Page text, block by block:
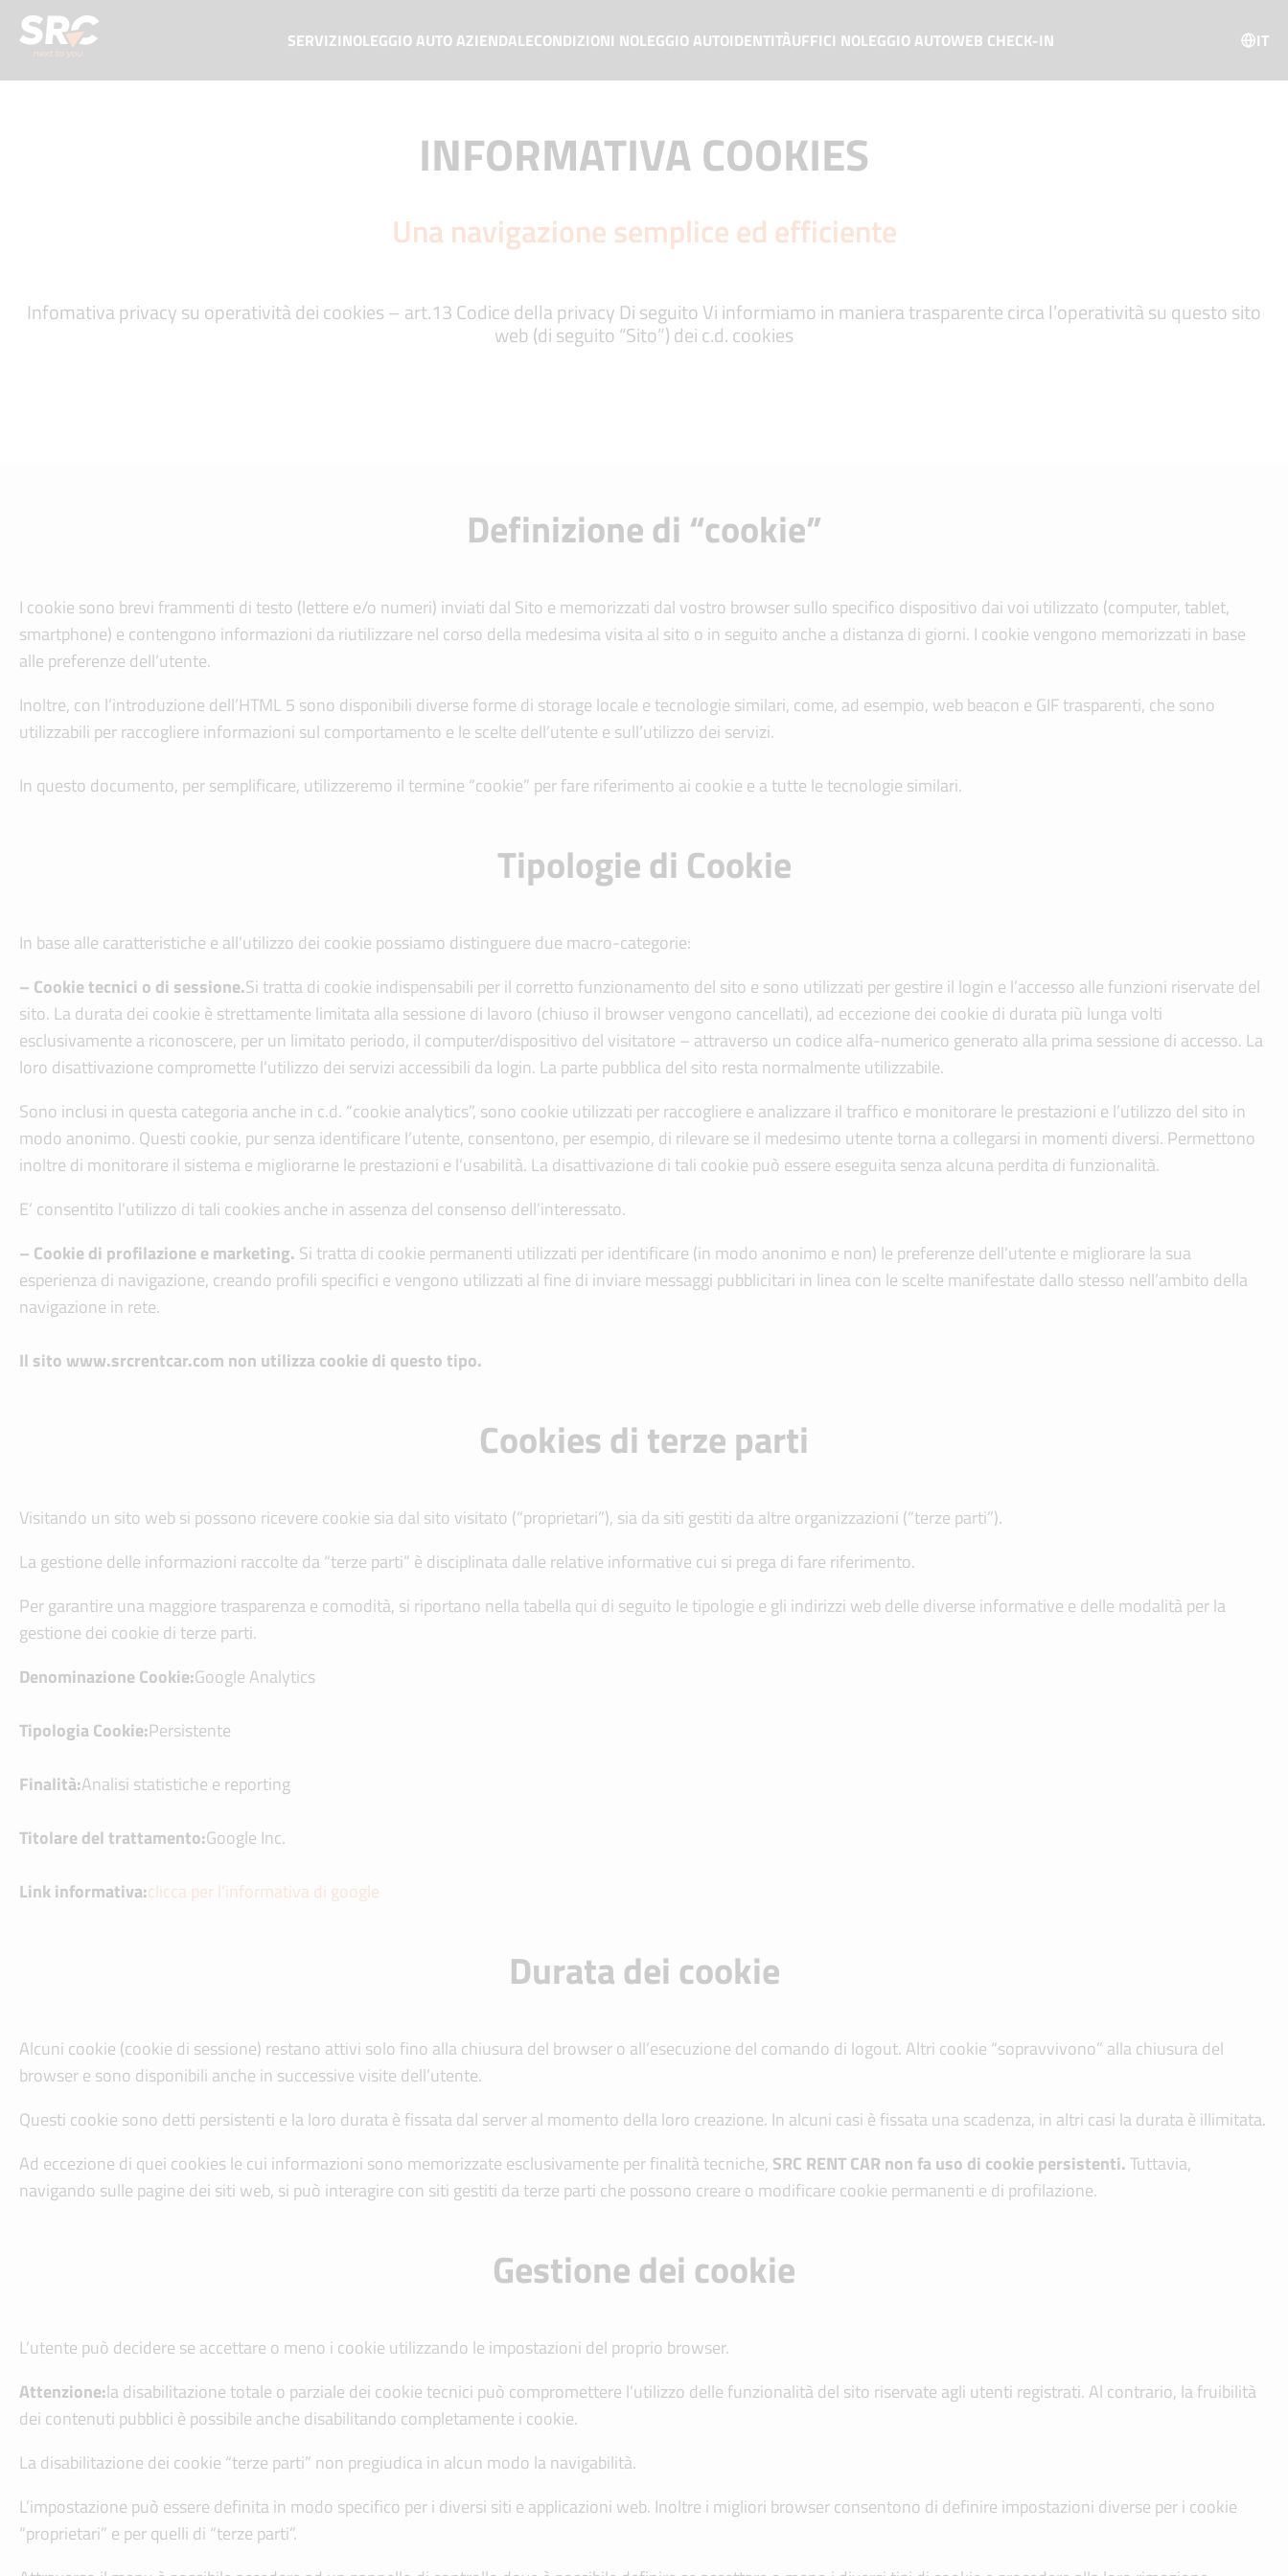
SERVIZINOLEGGIO AUTO AZIENDALECONDIZIONI NOLEGGIO AUTOIDENTITÀUFFICI NOLEGGIO AUTOWEB CHECK-IN IT
INFORMATIVA COOKIES
Una navigazione semplice ed efficiente
Infomativa privacy su operatività dei cookies – art.13 Codice della privacy Di seguito Vi informiamo in maniera trasparente circa l’operatività su questo sito
web (di seguito “Sito”) dei c.d. cookies
Definizione di “cookie”
I cookie sono brevi frammenti di testo (lettere e/o numeri) inviati dal Sito e memorizzati dal vostro browser sullo specifico dispositivo dai voi utilizzato (computer, tablet,
smartphone) e contengono informazioni da riutilizzare nel corso della medesima visita al sito o in seguito anche a distanza di giorni. I cookie vengono memorizzati in base
alle preferenze dell’utente.
Inoltre, con l’introduzione dell’HTML 5 sono disponibili diverse forme di storage locale e tecnologie similari, come, ad esempio, web beacon e GIF trasparenti, che sono
utilizzabili per raccogliere informazioni sul comportamento e le scelte dell’utente e sull’utilizzo dei servizi.
In questo documento, per semplificare, utilizzeremo il termine “cookie” per fare riferimento ai cookie e a tutte le tecnologie similari.
Tipologie di Cookie
In base alle caratteristiche e all’utilizzo dei cookie possiamo distinguere due macro-categorie:
– Cookie tecnici o di sessione.Si tratta di cookie indispensabili per il corretto funzionamento del sito e sono utilizzati per gestire il login e l’accesso alle funzioni riservate del
sito. La durata dei cookie è strettamente limitata alla sessione di lavoro (chiuso il browser vengono cancellati), ad eccezione dei cookie di durata più lunga volti
esclusivamente a riconoscere, per un limitato periodo, il computer/dispositivo del visitatore – attraverso un codice alfa-numerico generato alla prima sessione di accesso. La
loro disattivazione compromette l’utilizzo dei servizi accessibili da login. La parte pubblica del sito resta normalmente utilizzabile.
Sono inclusi in questa categoria anche in c.d. “cookie analytics”, sono cookie utilizzati per raccogliere e analizzare il traffico e monitorare le prestazioni e l’utilizzo del sito in
modo anonimo. Questi cookie, pur senza identificare l’utente, consentono, per esempio, di rilevare se il medesimo utente torna a collegarsi in momenti diversi. Permettono
inoltre di monitorare il sistema e migliorarne le prestazioni e l’usabilità. La disattivazione di tali cookie può essere eseguita senza alcuna perdita di funzionalità.
E’ consentito l’utilizzo di tali cookies anche in assenza del consenso dell’interessato.
– Cookie di profilazione e marketing. Si tratta di cookie permanenti utilizzati per identificare (in modo anonimo e non) le preferenze dell’utente e migliorare la sua
esperienza di navigazione, creando profili specifici e vengono utilizzati al fine di inviare messaggi pubblicitari in linea con le scelte manifestate dallo stesso nell’ambito della
navigazione in rete.
Il sito www.srcrentcar.com non utilizza cookie di questo tipo.
Cookies di terze parti
Visitando un sito web si possono ricevere cookie sia dal sito visitato (“proprietari”), sia da siti gestiti da altre organizzazioni (“terze parti”).
La gestione delle informazioni raccolte da “terze parti” è disciplinata dalle relative informative cui si prega di fare riferimento.
Per garantire una maggiore trasparenza e comodità, si riportano nella tabella qui di seguito le tipologie e gli indirizzi web delle diverse informative e delle modalità per la
gestione dei cookie di terze parti.
Denominazione Cookie:Google Analytics
Tipologia Cookie:Persistente
Finalità:Analisi statistiche e reporting
Titolare del trattamento:Google Inc.
Link informativa:clicca per l’informativa di google
Durata dei cookie
Alcuni cookie (cookie di sessione) restano attivi solo fino alla chiusura del browser o all’esecuzione del comando di logout. Altri cookie “sopravvivono” alla chiusura del
browser e sono disponibili anche in successive visite dell’utente.
Questi cookie sono detti persistenti e la loro durata è fissata dal server al momento della loro creazione. In alcuni casi è fissata una scadenza, in altri casi la durata è illimitata.
Ad eccezione di quei cookies le cui informazioni sono memorizzate esclusivamente per finalità tecniche, SRC RENT CAR non fa uso di cookie persistenti.Tuttavia,
navigando sulle pagine dei siti web, si può interagire con siti gestiti da terze parti che possono creare o modificare cookie permanenti e di profilazione.
Gestione dei cookie
L’utente può decidere se accettare o meno i cookie utilizzando le impostazioni del proprio browser.
Attenzione:la disabilitazione totale o parziale dei cookie tecnici può compromettere l’utilizzo delle funzionalità del sito riservate agli utenti registrati. Al contrario, la fruibilità
dei contenuti pubblici è possibile anche disabilitando completamente i cookie.
La disabilitazione dei cookie “terze parti” non pregiudica in alcun modo la navigabilità.
L’impostazione può essere definita in modo specifico per i diversi siti e applicazioni web. Inoltre i migliori browser consentono di definire impostazioni diverse per i cookie
“proprietari” e per quelli di “terze parti”.